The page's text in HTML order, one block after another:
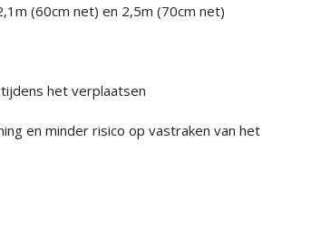
(60cm net) en 2,5m (70cm net)
het verplaatsen
en minder risico op vastraken van het